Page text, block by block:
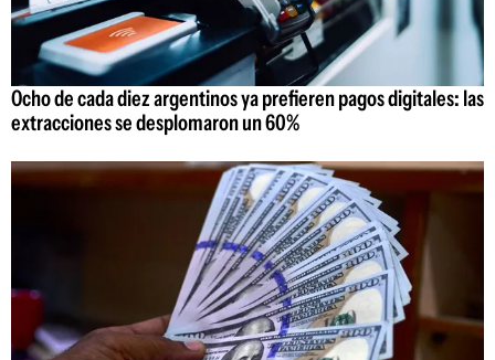
Ocho de cada diez argentinos ya prefieren pagos digitales: las
extracciones se desplomaron un 60%